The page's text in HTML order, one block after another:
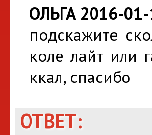
ОЛЬГА 2016-
подскажите
коле лайт или
ккал, спасибо
ОТВЕТ: